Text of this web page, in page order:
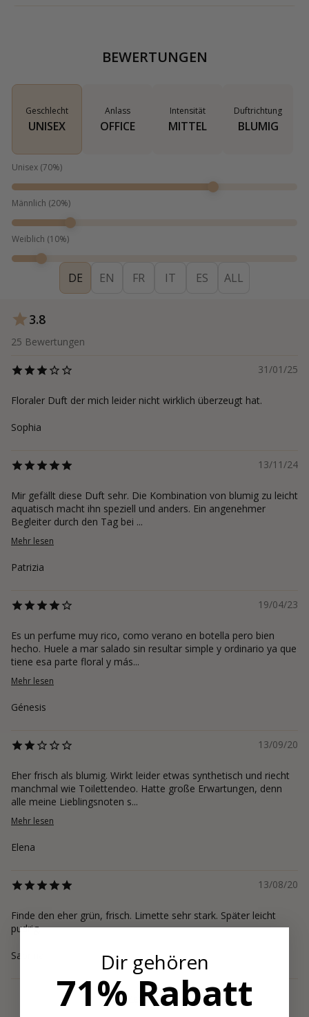
BEWERTUNGEN
Geschlecht
UNISEX
Anlass
OFFICE
Intensität
MITTEL
Duftrichtung
BLUMIG
Unisex (70%)
Männlich (20%)
Weiblich (10%)
DE EN FR IT ES ALL
3.8
25 Bewertungen
31/01/25
Floraler Duft der mich leider nicht wirklich überzeugt hat.
Sophia
13/11/24
Mir gefällt diese Duft sehr. Die Kombination von blumig zu leicht
aquatisch macht ihn speziell und anders. Ein angenehmer
Begleiter durch den Tag bei ...
Mehr lesen
Patrizia
19/04/23
Es un perfume muy rico, como verano en botella pero bien
hecho. Huele a mar salado sin resultar simple y ordinario ya que
tiene esa parte floral y más...
Mehr lesen
Génesis
13/09/20
Eher frisch als blumig. Wirkt leider etwas synthetisch und riecht
manchmal wie Toilettendeo. Hatte große Erwartungen, denn
alle meine Lieblingsnoten s...
Mehr lesen
Elena
13/08/20
Finde den eher grün, frisch. Limette sehr stark. Später leicht
pudrig.
Sabrina
Mehr anzeigen
Dir gehören
71% Rabatt